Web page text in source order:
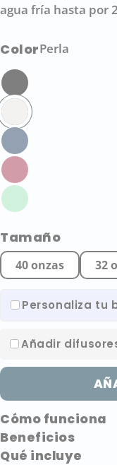
agua fría hasta por
ColorPerla
Tamaño
40 onzas 32
Personaliza tu
Añadir
Cómo funciona
Beneficios
Qué incluye
en
Facebook
X